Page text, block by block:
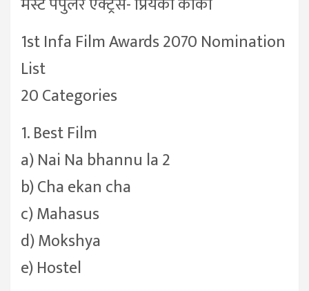
1st Infa Film Awards 2070 Nomination
List
20 Categories
1. Best Film
a) Nai Na bhannu la 2
b) Cha ekan cha
c) Mahasus
d) Mokshya
e) Hostel